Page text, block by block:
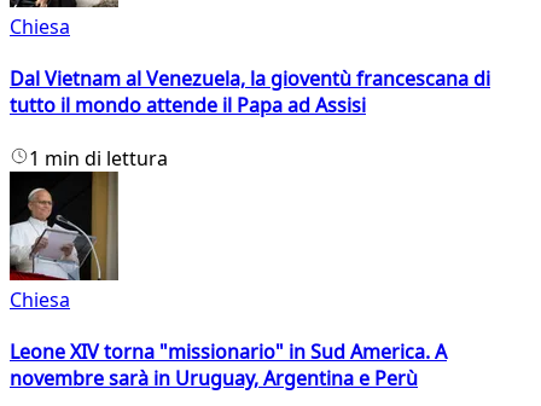
Chiesa
Dal Vietnam al Venezuela, la gioventù francescana di
tutto il mondo attende il Papa ad Assisi
1 min di lettura
Chiesa
Leone XIV torna "missionario" in Sud America. A
novembre sarà in Uruguay, Argentina e Perù